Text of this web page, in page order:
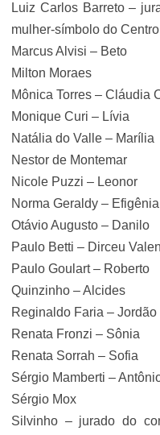
Luiz Carlos Barreto –
mulher-símbolo do
Marcus Alvisi – Beto
Milton Moraes
Mônica Torres – Cláudia
Monique Curi – Lívia
Natália do Valle – Marília
Nestor de Montemar
Nicole Puzzi – Leonor
Norma Geraldy – Efigênia
Otávio Augusto – Danilo
Paulo Betti – Dirceu
Paulo Goulart – Roberto
Quinzinho – Alcides
Reginaldo Faria – Jordão
Renata Fronzi – Sônia
Renata Sorrah – Sofia
Sérgio Mamberti –
Sérgio Mox
Silvinho – jurado do